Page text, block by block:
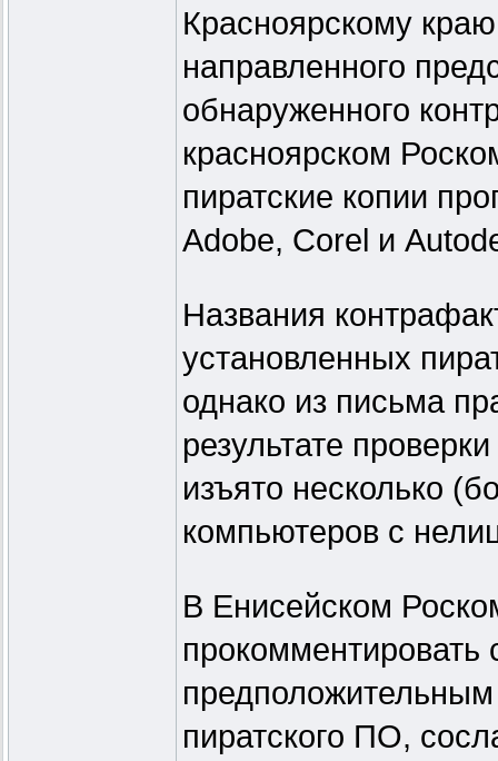
Красноярскому
направленного
обнаруженного
красноярском
пиратские копии
Adobe, Corel и
Названия
установленных
однако из письма
результате
изъято несколько
компьютеров с
В Енисейском
пиратского ПО,